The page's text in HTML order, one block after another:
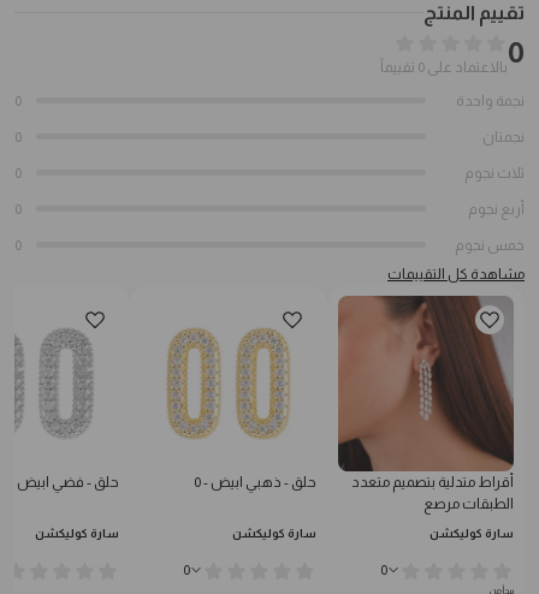
تقييم المنتج
0بالاعتماد على 0 تقييماً
نجمة واحدة
0
نجمتان 0
ثلاث نجوم 0
أربع نجوم 0
خمس نجوم
0
مشاهدة كل التقييمات
أقراط متدلية بتصميم متعدد
الطبقات مرصع
سارة كوليكشن
0
يبدأ من
حلق - ذهبي ابيض - 0
سارة كوليكشن
0
حلق - فضي ابيض - 0
سارة كوليكشن